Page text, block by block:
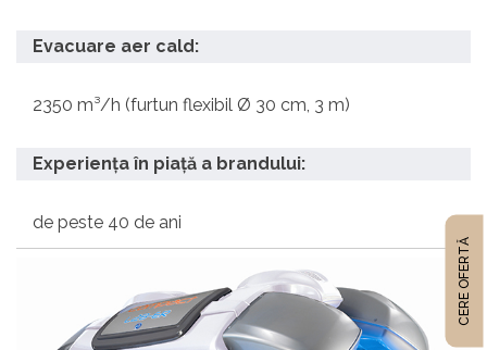
Evacuare aer cald:
2350 m³/h (furtun flexibil Ø 30 cm, 3 m)
Experiența în piață a brandului:
de peste 40 de ani
CERE OFERTĂ